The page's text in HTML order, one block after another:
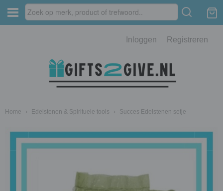
Inloggen Registreren
Home › Edelstenen & Spirituele tools › Succes Edelstenen setje